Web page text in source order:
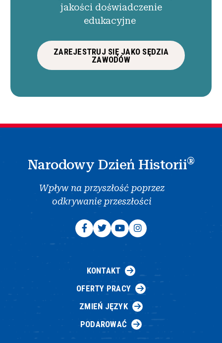
jakości doświadczenie
edukacyjne
ZAREJESTRUJ SIĘ JAKO SĘDZIA
ZAWODÓW
Narodowy Dzień Historii®
Wpływ na przyszłość poprzez
odkrywanie przeszłości
KONTAKT
OFERTY PRACY
ZMIEŃ JĘZYK
PODAROWAĆ